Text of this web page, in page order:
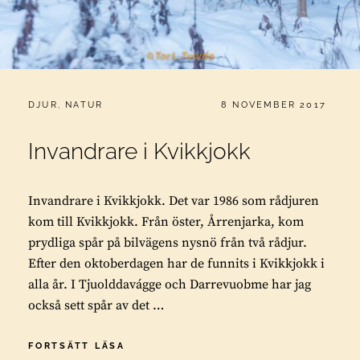
CATEGORIES:
DJUR , NATUR PUBLICERAT
8 NOVEMBER 2017
Invandrare i Kvikkjokk
Invandrare i Kvikkjokk. Det var 1986 som rådjuren
kom till Kvikkjokk. Från öster, Årrenjarka, kom
prydliga spår på bilvägens nysnö från två rådjur.
Efter den oktoberdagen har de funnits i Kvikkjokk i
alla år. I Tjuolddavágge och Darrevuobme har jag
också sett spår av det …
FORTSÄTT LÄSA